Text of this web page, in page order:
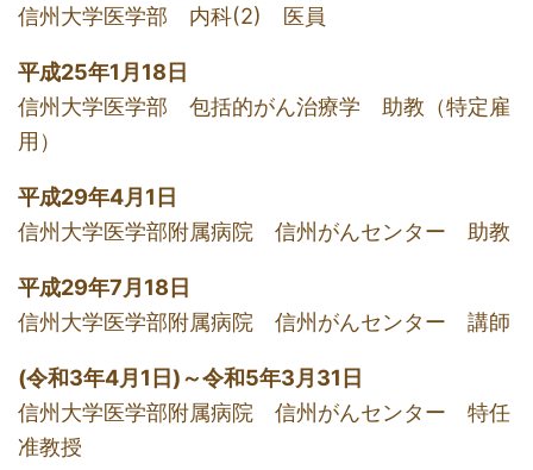
信州大学医学部 内科(2) 医員
平成25年1月18日
信州大学医学部 包括的がん治療学 助教（特定雇
用）
平成29年4月1日
信州大学医学部附属病院 信州がんセンター 助教
平成29年7月18日
信州大学医学部附属病院 信州がんセンター 講師
(令和3年4月1日)～令和5年3月31日
信州大学医学部附属病院 信州がんセンター 特任
准教授